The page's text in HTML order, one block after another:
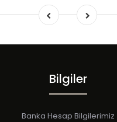
Bilgiler
Banka Hesap Bilgilerimiz